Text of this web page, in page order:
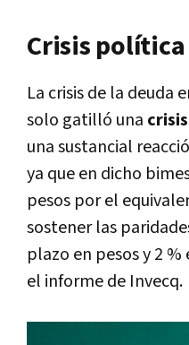
Crisis
La crisis de la deuda
solo gatilló una
una sustancial
ya que en dicho
pesos por el
sostener las
plazo en pesos y 2
el informe de Invecq.